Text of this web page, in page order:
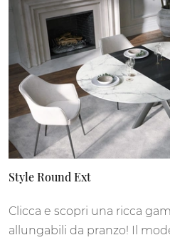
Style Round Ext
Clicca e scopri una ricca
allungabili da pranzo! Il